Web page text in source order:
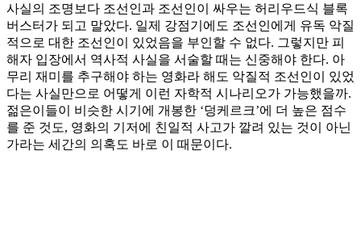
사실의 조명보다 조선인과 조선인이 싸우는 허리우드식 블록
버스터가 되고 말았다. 일제 강점기에도 조선인에게 유독 악질
적으로 대한 조선인이 있었음을 부인할 수 없다. 그렇지만 피
해자 입장에서 역사적 사실을 서술할 때는 신중해야 한다. 아
무리 재미를 추구해야 하는 영화라 해도 악질적 조선인이 있었
다는 사실만으로 어떻게 이런 자학적 시나리오가 가능했을까.
젊은이들이 비슷한 시기에 개봉한 ‘덩케르크’에 더 높은 점수
를 준 것도, 영화의 기저에 친일적 사고가 깔려 있는 것이 아닌
가라는 세간의 의혹도 바로 이 때문이다.